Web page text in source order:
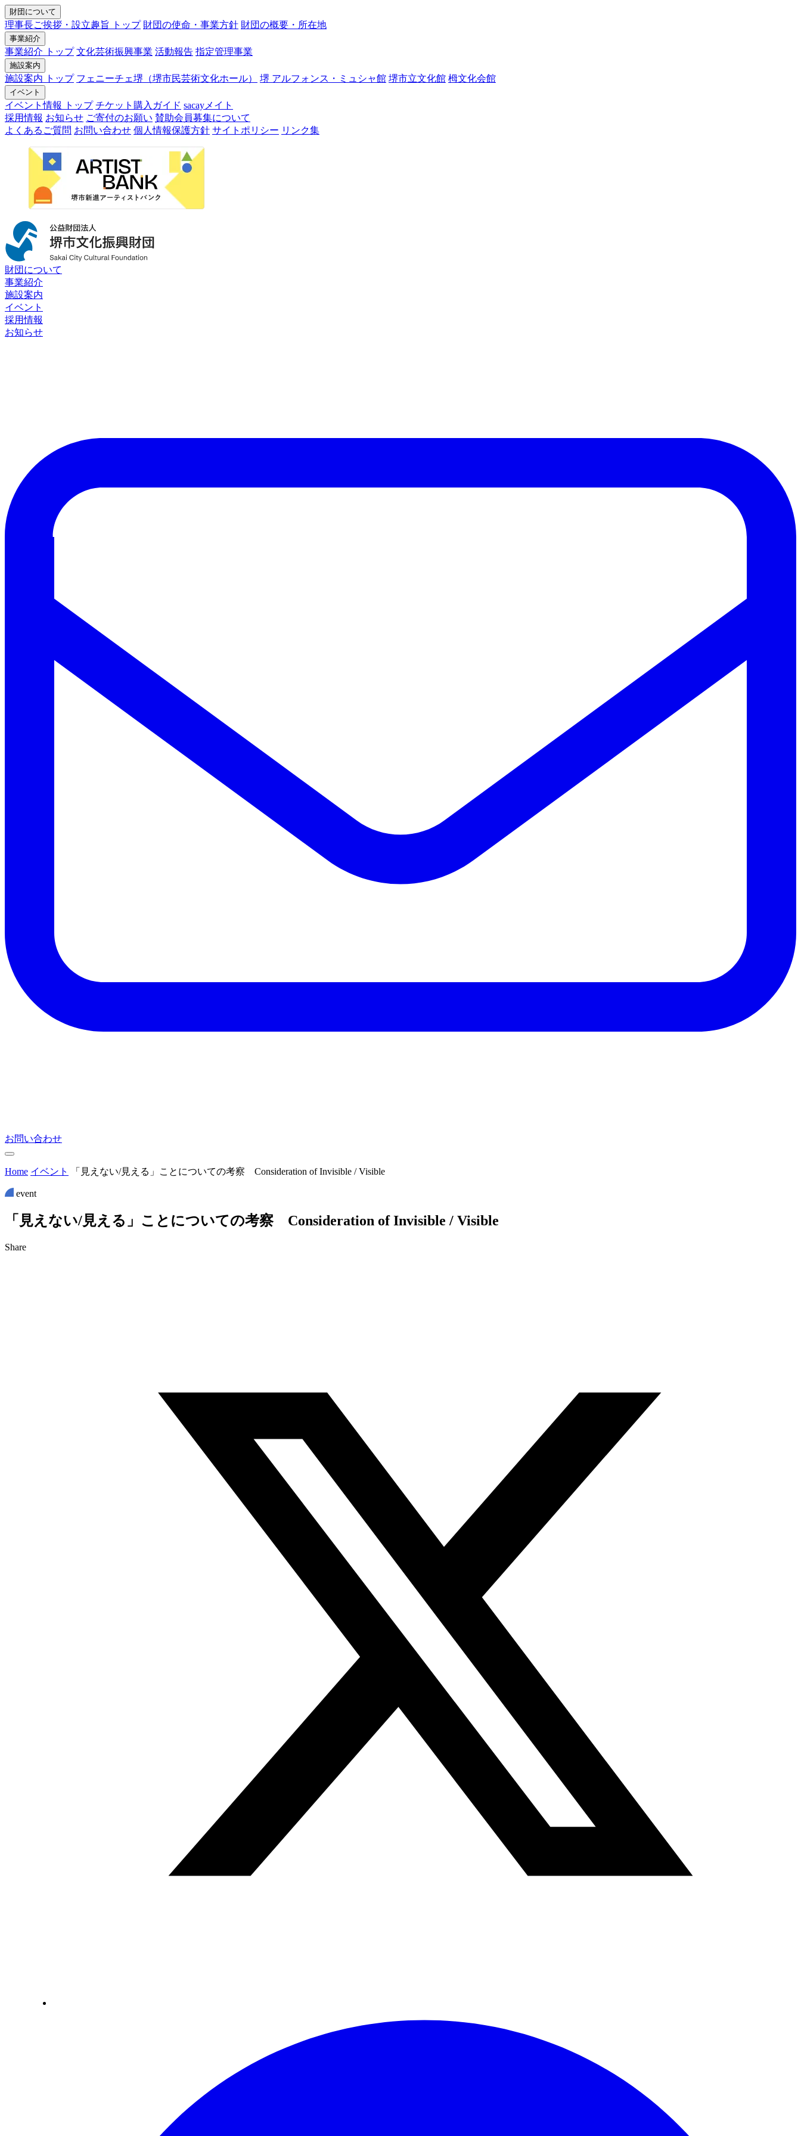
財団について
理事長ご挨拶・設立趣旨 トップ 財団の使命・事業方針 財団の概要・所在地
事業紹介
事業紹介 トップ 文化芸術振興事業 活動報告 指定管理事業
施設案内
施設案内 トップ フェニーチェ堺（堺市民芸術文化ホール） 堺 アルフォンス・ミュシャ館 堺市立文化館 栂文化会館
イベント
イベント情報 トップ チケット購入ガイド sacayメイト
採用情報 お知らせ ご寄付のお願い 賛助会員募集について
よくあるご質問 お問い合わせ 個人情報保護方針 サイトポリシー リンク集
財団について
事業紹介
施設案内
イベント
採用情報
お知らせ
お問い合わせ
Home イベント 「見えない/見える」ことについての考察 Consideration of Invisible / Visible
event
「 見え ない/見え る 」 こ と についての考察 Consideration of Invisible / Visible
Share